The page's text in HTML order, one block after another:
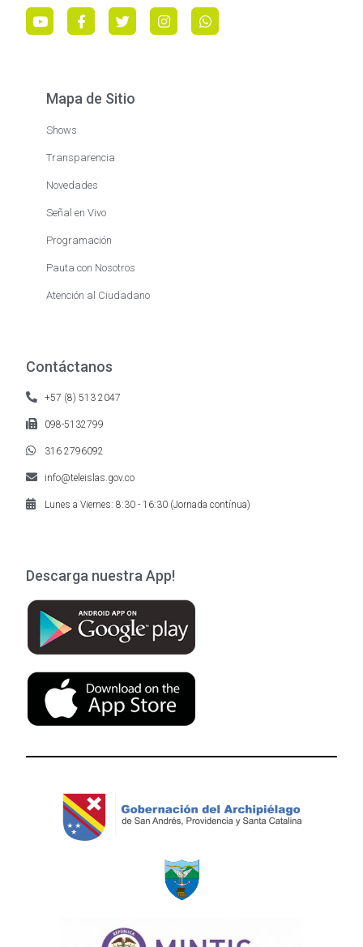
Mapa de Sitio
Shows
Transparencia
Novedades
Señal en Vivo
Programación
Pauta con Nosotros
Atención al Ciudadano
Contáctanos
+57 (8) 513 2047
098-5132799
316 2796092
info@teleislas.gov.co
Lunes a Viernes: 8:30 - 16:30 (Jornada contínua)
Descarga nuestra App!